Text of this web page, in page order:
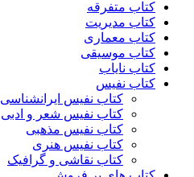
کتاب متفرقه
کتاب مدیریت
کتاب معماری
کتاب موسیقی
کتاب نایاب
کتاب نفیس
کتاب نفیس ایرانشناسی
کتاب نفیس شعر و ادبی
کتاب نفیس مذهبی
کتاب نفیس هنری
کتاب نقاشی و گرافیک